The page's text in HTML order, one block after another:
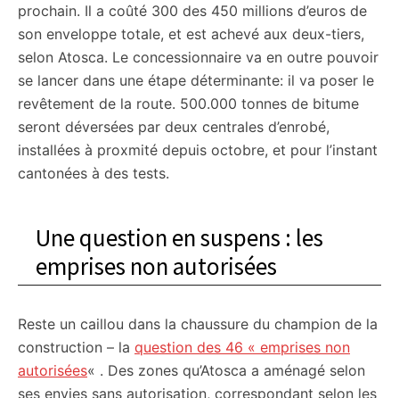
prochain. Il a coûté 300 des 450 millions d’euros de
son enveloppe totale, et est achevé aux deux-tiers,
selon Atosca. Le concessionnaire va en outre pouvoir
se lancer dans une étape déterminante: il va poser le
revêtement de la route. 500.000 tonnes de bitume
seront déversées par deux centrales d’enrobé,
installées à proxmité depuis octobre, et pour l’instant
cantonées à des tests.
Une question en suspens : les
emprises non autorisées
Reste un caillou dans la chaussure du champion de la
construction – la question des 46 « emprises non
autorisées« . Des zones qu’Atosca a aménagé selon
ses envies sans autorisation, correspondant selon les